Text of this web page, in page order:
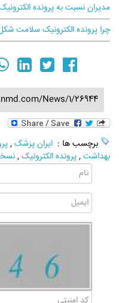
مدیران نسبت به پرونده
چرا پرونده الکترونیک سلامت
News/1/26944
برچسب ها : ایران پزشک,
بهداشت,پرونده الکترونیک,